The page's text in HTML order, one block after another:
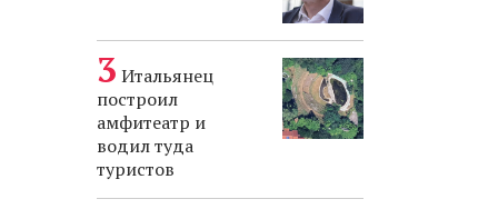
Итальянец
построил
амфитеатр и
водил туда
туристов